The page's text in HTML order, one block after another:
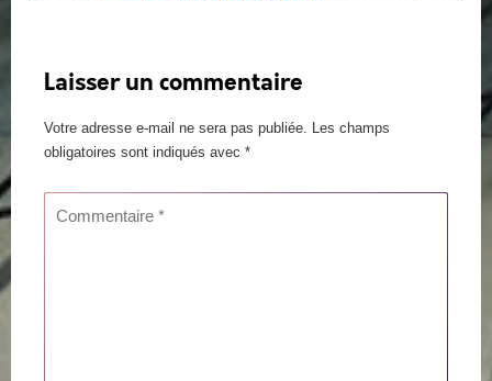
Laisser un commentaire
Votre adresse e-mail ne sera pas publiée. Les champs
obligatoires sont indiqués avec *